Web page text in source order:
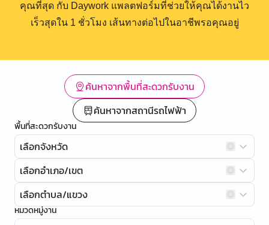
คุณที่สุด กับ Daywork แพลตฟอร์มที่ช่วยให้คุณได้งานไว
เร็วสุดใน 1 ชั่วโมง เส้นทางต่อไปในอาชีพรอคุณอยู่
ค้นหาจากพื้นที่สะดวกรับงาน
ค้นหาจากสถานีรถไฟฟ้า
พื้นที่สะดวกรับงาน
เลือกจังหวัด
เลือกอำเภอ/เขต
เลือกตำบล/แขวง
หมวดหมู่งาน